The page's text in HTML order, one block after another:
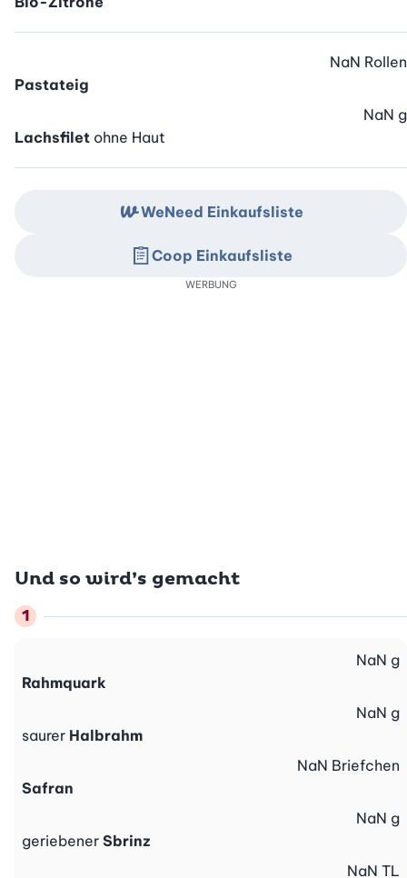
Pastateig
NaN Rollen
Lachsfilet ohne Haut
NaN g
Und so wird’s gemacht
Rahmquark
NaN g
saurer Halbrahm
NaN g
Safran
NaN Briefchen
geriebener Sbrinz
NaN g
NaN TL
WeNeed Einkaufsliste
Coop Einkaufsliste
WERBUNG